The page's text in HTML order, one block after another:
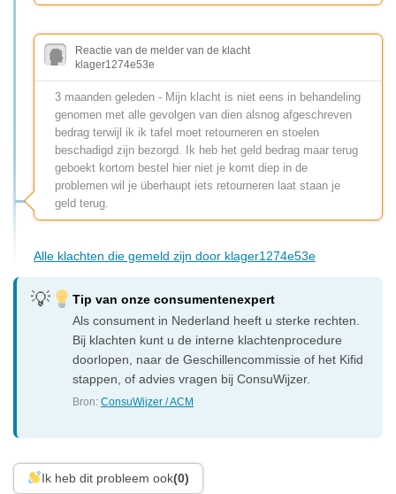
Reactie van de melder van de klacht
klager1274e53e
3 maanden geleden - Mijn klacht is niet eens in behandeling
genomen met alle gevolgen van dien alsnog afgeschreven
bedrag terwijl ik ik tafel moet retourneren en stoelen
beschadigd zijn bezorgd. Ik heb het geld bedrag maar terug
geboekt kortom bestel hier niet je komt diep in de
problemen wil je überhaupt iets retourneren laat staan je
geld terug.
Alle klachten die gemeld zijn door klager1274e53e
Tip van onze consumentenexpert
Als consument in Nederland heeft u sterke rechten.
Bij klachten kunt u de interne klachtenprocedure
doorlopen, naar de Geschillencommissie of het Kifid
stappen, of advies vragen bij ConsuWijzer.
Bron:ConsuWijzer / ACM
Ik heb dit probleem ook(0)